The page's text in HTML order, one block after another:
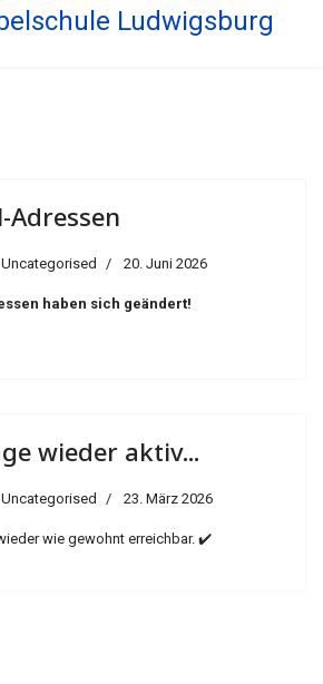
Adressen
Uncategorised 20. Juni 2026
haben sich geändert!
wieder aktiv...
Uncategorised 23. März 2026
wie gewohnt erreichbar. ✔️